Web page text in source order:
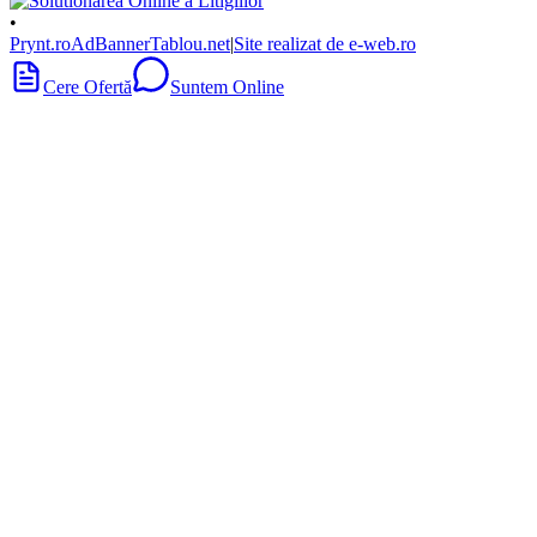
•
Prynt.roAdBannerTablou.net|Site realizat de e-web.ro
Cere Ofertă Suntem Online